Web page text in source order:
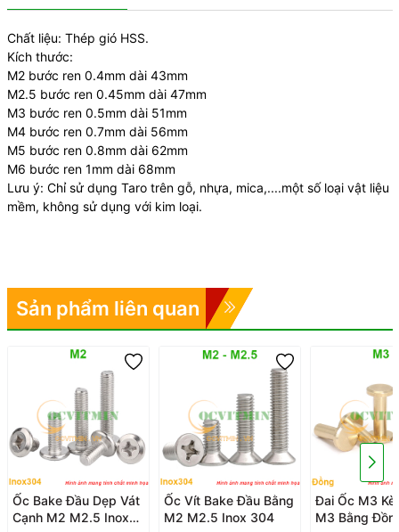
Chất liệu: Thép gió HSS.
Kích thước:
M2 bước ren 0.4mm dài 43mm
M2.5 bước ren 0.45mm dài 47mm
M3 bước ren 0.5mm dài 51mm
M4 bước ren 0.7mm dài 56mm
M5 bước ren 0.8mm dài 62mm
M6 bước ren 1mm dài 68mm
Lưu ý: Chỉ sử dụng Taro trên gỗ, nhựa, mica,....một số loại vật liệu
mềm, không sử dụng với kim loại.
Sản phẩm liên quan
Ốc Bake Đầu Dẹp Vát
Cạnh M2 M2.5 Inox
Ốc Vít Bake Đầu Bằng
M2 M2.5 Inox 304
Đai Ốc M3
M3 Bằng